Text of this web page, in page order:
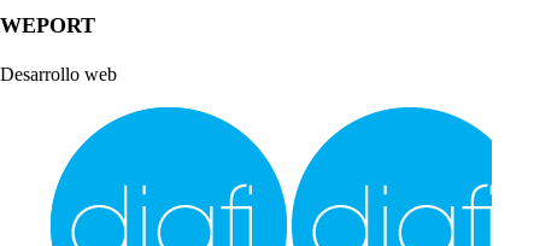
WEPORT
Desarrollo web